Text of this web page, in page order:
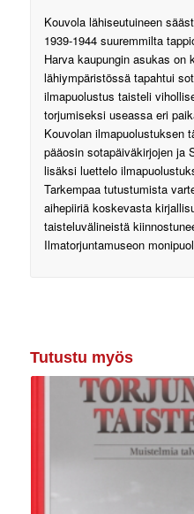
Kouvola lähiseutuineen
1939-1944 suuremmilta
Harva kaupungin asukas on
lähiympäristössä tapahtui
ilmapuolustus taisteli
torjumiseksi useassa eri
Kouvolan ilmapuolustuksen
pääosin sotapäiväkirjojen ja
lisäksi luettelo
Tarkempaa tutustumista
aihepiiriä koskevasta
taisteluvälineistä
Ilmatorjuntamuseon
Tutustu myös